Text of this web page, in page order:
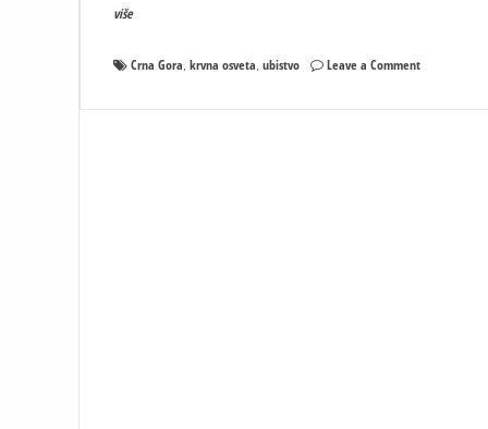
više
Crna Gora, krvna osveta, ubistvo Leave a Commenton
i